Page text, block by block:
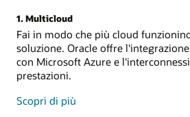
1. Multicloud
Fai in modo che più cloud
soluzione. Oracle offre
con Microsoft Azure e
prestazioni.
Scopri di più